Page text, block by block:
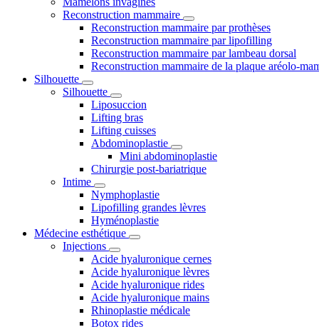
Reconstruction mammaire
Reconstruction mammaire par prothèses
Reconstruction mammaire par lipofilling
Reconstruction mammaire par lambeau dorsal
Reconstruction mammaire de la plaque aréolo-
Silhouette
Silhouette
Liposuccion
Lifting bras
Lifting cuisses
Abdominoplastie
Mini abdominoplastie
Chirurgie post-bariatrique
Intime
Nymphoplastie
Lipofilling grandes lèvres
Hyménoplastie
Médecine esthétique
Injections
Acide hyaluronique cernes
Acide hyaluronique lèvres
Acide hyaluronique rides
Acide hyaluronique mains
Rhinoplastie médicale
Botox rides